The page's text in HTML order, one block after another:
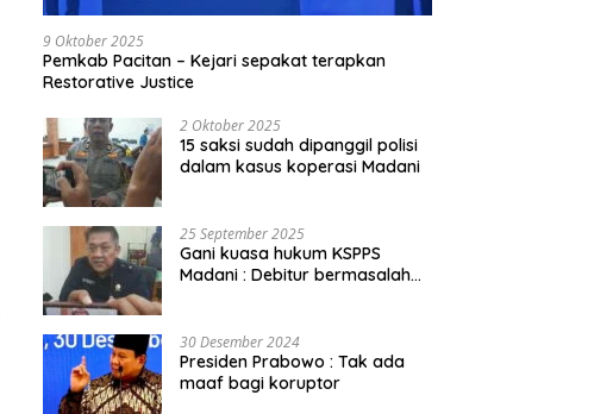
9 Oktober 2025
Pemkab Pacitan – Kejari sepakat terapkan
Restorative Justice
2 Oktober 2025
15 saksi sudah dipanggil polisi
dalam kasus koperasi Madani
25 September 2025
Gani kuasa hukum KSPPS
Madani : Debitur bermasalah
30 Desember 2024
Presiden Prabowo : Tak ada
maaf bagi koruptor